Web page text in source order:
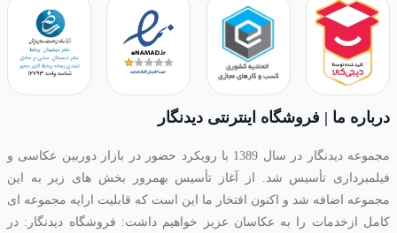
درباره ما | فروشگاه اینترنتی دیدنگار
مجموعه دیدنگار در سال 1389 با رویکرد حضور در بازار دوربین عکاسی و
فیلمبرداری تأسیس شد. از آغاز تأسیس بهمرور بخش های زیر به این
مجموعه اضافه شد و اکنون افتخار ما این است که قابلیت ارایه مجموعه ای
کامل ازخدمات را به عکاسان عزیز خواهیم داشت: فروشگاه دیدنگار: در